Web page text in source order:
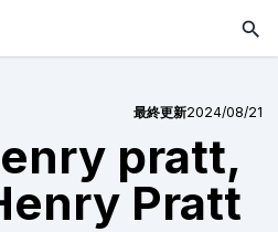
最終更新2024/08/21
pratt,
Pratt